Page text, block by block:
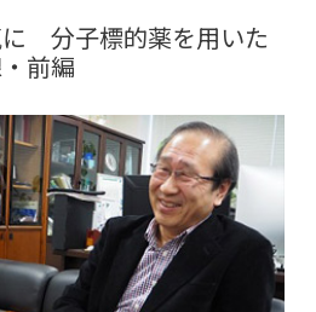
分子標的薬を用いた
前編